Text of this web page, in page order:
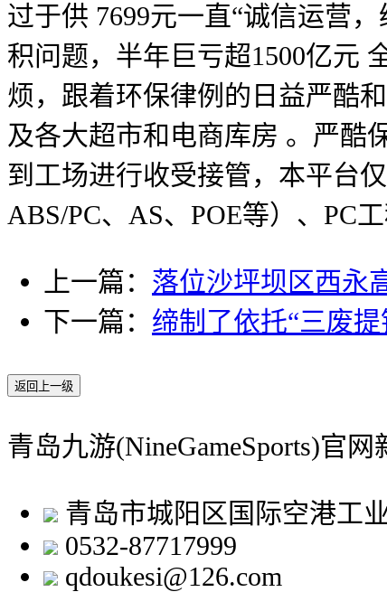
过于供 7699元一直“诚信运营
积问题，半年巨亏超1500亿元
烦，跟着环保律例的日益严酷
及各大超市和电商库房 。严酷
到工场进行收受接管，本平台
ABS/PC、AS、POE等）、PC
上一篇： 落位沙坪坝区西永
下一篇： 缔制了依托“三废
返回上一级
青岛九游(NineGameSports)官
青岛市城阳区国际空港工
0532-87717999
qdoukesi@126.com